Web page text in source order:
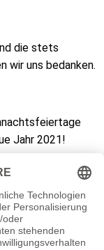
die stets
wir uns bedanken.
Jahr 2021!
Support und